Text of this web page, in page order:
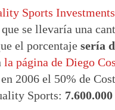
Sports Investments
se llevaría una
el porcentaje sería
la página de Diego
2006 el 50% de
Sports: